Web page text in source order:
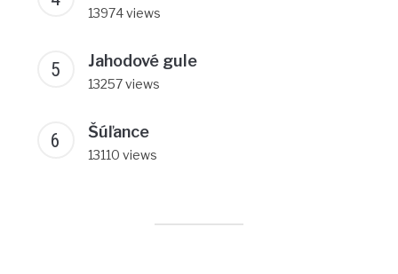
13974 views
Jahodové gule
13257 views
Šúľance
13110 views